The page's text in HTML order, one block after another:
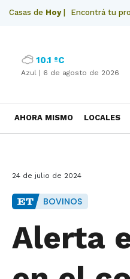
Casas de Hoy| Encontrá tu
10.1 ºC
Azul | 6 de agosto de 2026
AHORA MISMO LOCALES
24 de julio de 2024
BOVINOS
Alerta